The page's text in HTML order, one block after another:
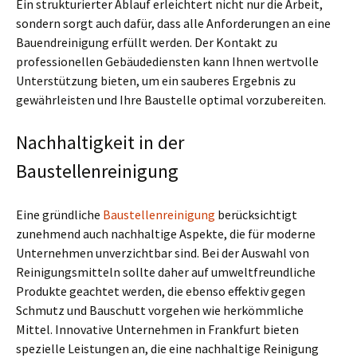
Ein strukturierter Ablauf erleichtert nicht nur die Arbeit,
sondern sorgt auch dafür, dass alle Anforderungen an eine
Bauendreinigung erfüllt werden. Der Kontakt zu
professionellen Gebäudediensten kann Ihnen wertvolle
Unterstützung bieten, um ein sauberes Ergebnis zu
gewährleisten und Ihre Baustelle optimal vorzubereiten.
Nachhaltigkeit in der
Baustellenreinigung
Eine gründliche Baustellenreinigung berücksichtigt
zunehmend auch nachhaltige Aspekte, die für moderne
Unternehmen unverzichtbar sind. Bei der Auswahl von
Reinigungsmitteln sollte daher auf umweltfreundliche
Produkte geachtet werden, die ebenso effektiv gegen
Schmutz und Bauschutt vorgehen wie herkömmliche
Mittel. Innovative Unternehmen in Frankfurt bieten
spezielle Leistungen an, die eine nachhaltige Reinigung